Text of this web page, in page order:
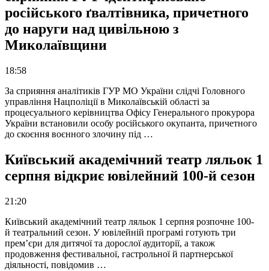
російського ґвалтівника, причетного
до наруги над цивільною з
Миколаївщини
18:58
За сприяння аналітиків ГУР МО України слідчі Головного
управління Нацполіції в Миколаївській області за
процесуального керівництва Офісу Генерального прокурора
України встановили особу російського окупанта, причетного
до скоєння воєнного злочину під …
Київський академічний театр ляльок 1
серпня відкриє ювілейний 100-й сезон
21:20
Київський академічний театр ляльок 1 серпня розпочне 100-
й театральний сезон. У ювілейній програмі готують три
прем’єри для дитячої та дорослої аудиторії, а також
продовження фестивальної, гастрольної й партнерської
діяльності, повідомив …